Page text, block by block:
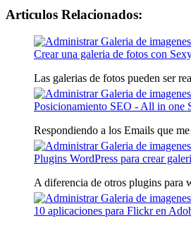
Articulos Relacionados:
Crear una galeria de fotos con
Las galerias de fotos pueden ser
Posicionamiento SEO - All in one
Respondiendo a los Emails que
Plugins WordPress para crear
A diferencia de otros plugins para
10 aplicaciones para Flickr en